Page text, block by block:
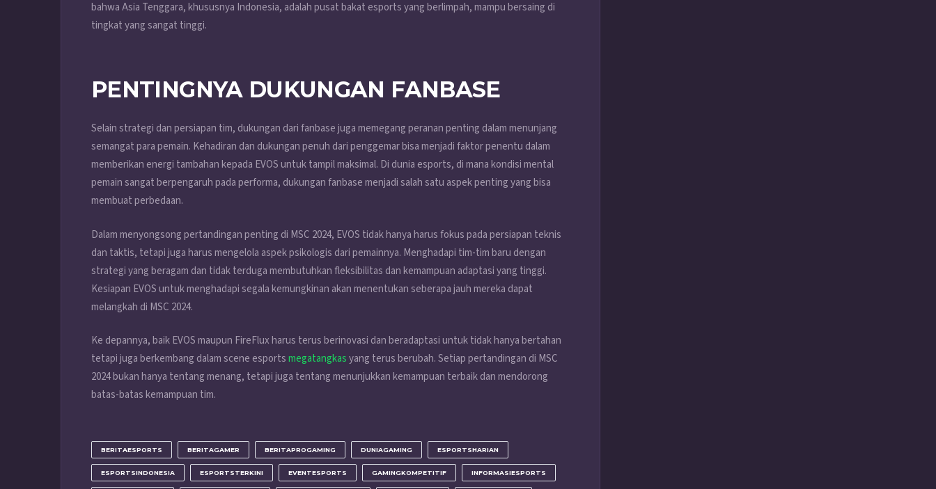
bahwa Asia Tenggara, khususnya Indonesia, adalah pusat bakat esports yang berlimpah, mampu bersaing di
tingkat yang sangat tinggi.
PENTINGNYA DUKUNGAN FANBASE
Selain strategi dan persiapan tim, dukungan dari fanbase juga memegang peranan penting dalam menunjang
semangat para pemain. Kehadiran dan dukungan penuh dari penggemar bisa menjadi faktor penentu dalam
memberikan energi tambahan kepada EVOS untuk tampil maksimal. Di dunia esports, di mana kondisi mental
pemain sangat berpengaruh pada performa, dukungan fanbase menjadi salah satu aspek penting yang bisa
membuat perbedaan.
Dalam menyongsong pertandingan penting di MSC 2024, EVOS tidak hanya harus fokus pada persiapan teknis
dan taktis, tetapi juga harus mengelola aspek psikologis dari pemainnya. Menghadapi tim-tim baru dengan
strategi yang beragam dan tidak terduga membutuhkan fleksibilitas dan kemampuan adaptasi yang tinggi.
Kesiapan EVOS untuk menghadapi segala kemungkinan akan menentukan seberapa jauh mereka dapat
melangkah di MSC 2024.
Ke depannya, baik EVOS maupun FireFlux harus terus berinovasi dan beradaptasi untuk tidak hanya bertahan
tetapi juga berkembang dalam scene esportsmegatangkasyang terus berubah. Setiap pertandingan di MSC
2024 bukan hanya tentang menang, tetapi juga tentang menunjukkan kemampuan terbaik dan mendorong
batas-batas kemampuan tim.
BERITAESPORTS BERITAGAMER BERITAPROGAMING DUNIAGAMING ESPORTSHARIAN
ESPORTSINDONESIA ESPORTSTERKINI EVENTESPORTS GAMINGKOMPETITIF INFORMASIESPORTS